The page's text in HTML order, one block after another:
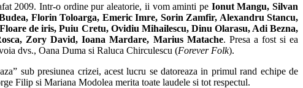
2009. Intr-o ordine pur aleatorie, ii vom aminti pe Ionut Mangu, Silvan
Florin Toloarga, Emeric Imre, Sorin Zamfir, Alexandru Stancu,
de iris, Puiu Cretu, Ovidiu Mihailescu, Dinu Olarasu, Adi Bezna,
Zory David, Ioana Mardare, Marius Matache. Presa a fost si ea
dvs., Oana Duma si Raluca Chirculescu (Forever Folk).
sub presiunea crizei, acest lucru se datoreaza in primul rand echipe de
Filip si Mariana Modolea merita toate laudele si tot respectul.